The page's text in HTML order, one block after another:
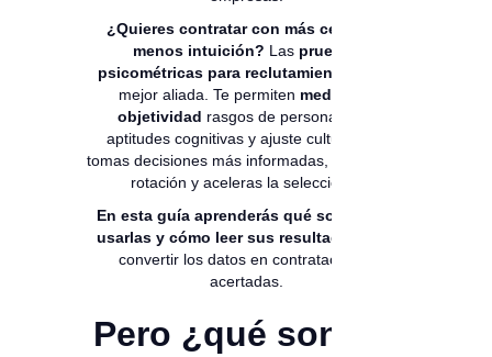
¿Quieres contratar con más certeza y
menos intuición? Las pruebas
psicométricas para reclutamiento
mejor aliada. Te permiten medir con
objetividad rasgos de personalidad,
aptitudes cognitivas y ajuste cultural. Así
tomas decisiones más informadas, reduces la
rotación y aceleras la selección.
En esta guía aprenderás qué son, cómo
usarlas y cómo leer sus resultados
convertir los datos en contrataciones
acertadas.
Pero ¿qué son las